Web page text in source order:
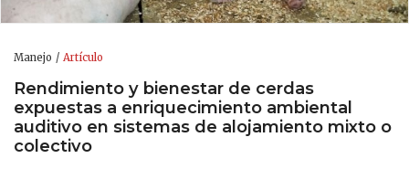
Manejo Artículo
Rendimiento y bienestar de cerdas
expuestas a enriquecimiento ambiental
auditivo en sistemas de alojamiento mixto o
colectivo